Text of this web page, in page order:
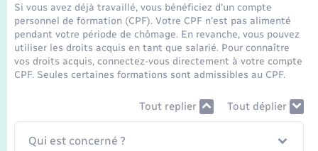
Si vous avez déjà travaillé, vous bénéficiez d'un compte
personnel de formation (CPF). Votre CPF n'est pas alimenté
pendant votre période de chômage. En revanche, vous pouvez
utiliser les droits acquis en tant que salarié. Pour connaître
vos droits acquis, connectez-vous directement à votre compte
CPF. Seules certaines formations sont admissibles au CPF.
Tout replier Tout déplier
Qui est concerné ?